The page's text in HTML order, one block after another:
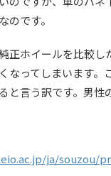
のです。
正ホイールを比較
なってしまいます
と言う訳です。男性
ja/souzou/